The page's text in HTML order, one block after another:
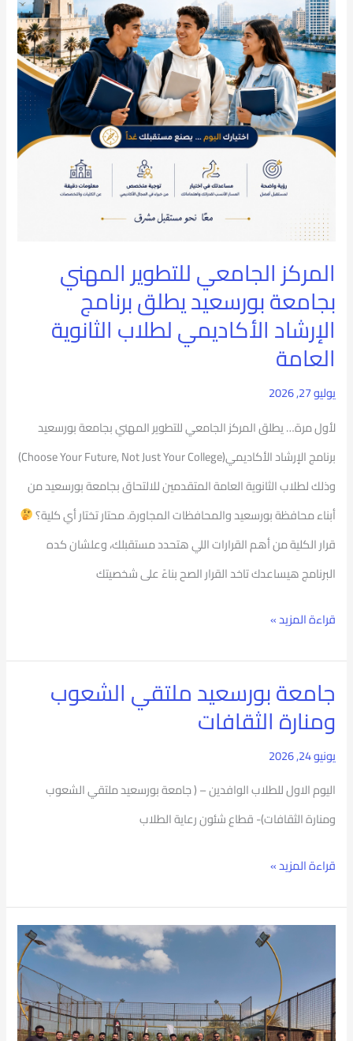
المركز الجامعي للتطوير المهني
بجامعة بورسعيد يطلق برنامج
الإرشاد الأكاديمي لطلاب الثانوية
العامة
يوليو 27, 2026
لأول مرة… يطلق المركز الجامعي للتطوير المهني بجامعة بورسعيد
برنامج الإرشاد الأكاديمي(Choose Your Future, Not Just Your College)
وذلك لطلاب الثانوية العامة المتقدمين للالتحاق بجامعة بورسعيد من
أبناء محافظة بورسعيد والمحافظات المجاورة. محتار تختار أي كلية؟
قرار الكلية من أهم القرارات اللي هتحدد مستقبلك، وعلشان كده
البرنامج هيساعدك تاخد القرار الصح بناءً على شخصيتك
الإرشاد
الأكاديمي
لطلاب
الثانوية
العامة
قراءة المزيد »
جامعة بورسعيد ملتقي الشعوب
ومنارة الثقافات
يونيو 24, 2026
اليوم الاول للطلاب الوافدين – ( جامعة بورسعيد ملتقي الشعوب
ومنارة الثقافات)- قطاع شئون رعاية الطلاب
جامعة
بورسعيد
ملتقي
الشعوب
ومنارة
قراءة المزيد »
للطلاب
الوافدين